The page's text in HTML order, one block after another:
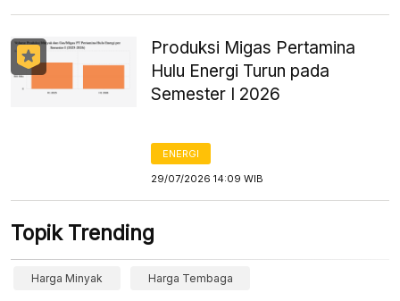
Produksi Migas Pertamina
Hulu Energi Turun pada
Semester I 2026
ENERGI
29/07/2026 14:09 WIB
Topik Trending
Harga Minyak Harga Tembaga